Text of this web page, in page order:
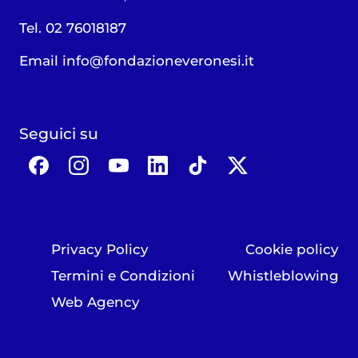
Tel. 02 76018187
Email info@fondazioneveronesi.it
Seguici su
Privacy Policy
Cookie policy
Termini e Condizioni
Whistleblowing
Web Agency